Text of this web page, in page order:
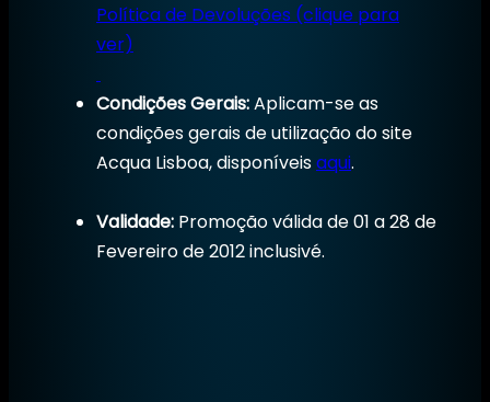
Política de Devoluções (clique para
ver)
Condições Gerais:Aplicam-se as
condições gerais de utilização do site
Acqua Lisboa, disponíveisaqui.
Validade: Promoção válida de 01 a 28 de
Fevereiro de 2012 inclusivé.